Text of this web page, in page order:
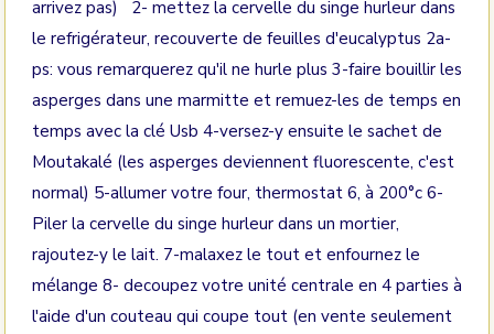
arrivez pas) 2- mettez la cervelle du singe hurleur dans
le refrigérateur, recouverte de feuilles d'eucalyptus 2a-
ps: vous remarquerez qu'il ne hurle plus 3-faire bouillir les
asperges dans une marmitte et remuez-les de temps en
temps avec la clé Usb 4-versez-y ensuite le sachet de
Moutakalé (les asperges deviennent fluorescente, c'est
normal) 5-allumer votre four, thermostat 6, à 200°c 6-
Piler la cervelle du singe hurleur dans un mortier,
rajoutez-y le lait. 7-malaxez le tout et enfournez le
mélange 8- decoupez votre unité centrale en 4 parties à
l'aide d'un couteau qui coupe tout (en vente seulement